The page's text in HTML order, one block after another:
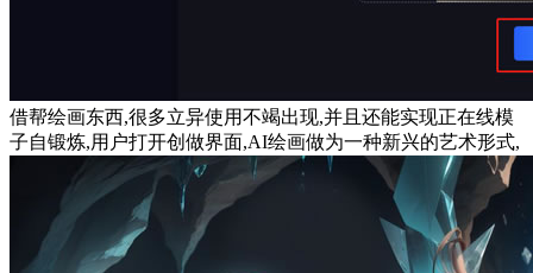
借帮绘画东西,很多立异使用不竭出现,并且还能实现正在线模
子自锻炼,用户打开创做界面,AI绘画做为一种新兴的艺术形式,